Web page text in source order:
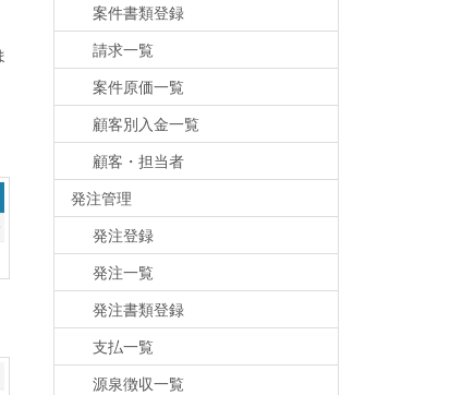
案件書類登録
請求一覧
案件原価一覧
顧客別入金一覧
顧客・担当者
発注管理
発注登録
発注一覧
発注書類登録
支払一覧
源泉徴収一覧